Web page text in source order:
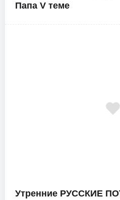
Папа V теме
Утренние РУССКИЕ